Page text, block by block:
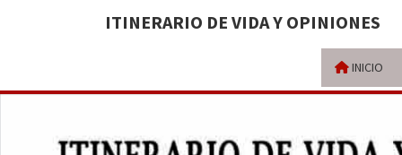
ITINERARIO DE VIDA Y OPINIONES
INICIO